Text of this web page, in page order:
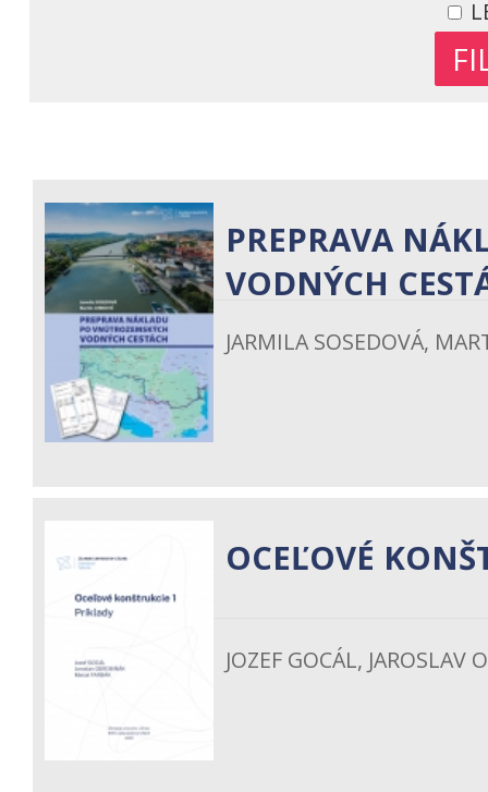
PREPRAVA
VODNÝCH
JARMILA SOSEDOVÁ,
OCEĽOVÉ
JOZEF GOCÁL, JAROSLAV